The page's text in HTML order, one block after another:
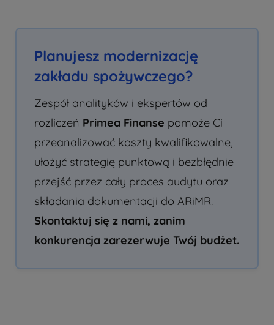
Planujesz modernizację
zakładu spożywczego?
Zespół analityków i ekspertów od
rozliczeń Primea Finanse pomoże Ci
przeanalizować koszty kwalifikowalne,
ułożyć strategię punktową i bezbłędnie
przejść przez cały proces audytu oraz
składania dokumentacji do ARiMR.
Skontaktuj się z nami, zanim
konkurencja zarezerwuje Twój budżet.